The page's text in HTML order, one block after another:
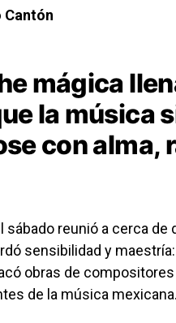
Cantón
mágica
la música
con alma,
sábado reunió a cerca
sensibilidad y
obras de
de la música mexicana.